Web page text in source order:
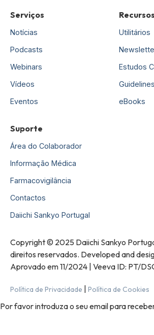
Serviços
Notícias
Podcasts
Webinars
Vídeos
Eventos
Recursos
Utilitários
Estudos
Guidelines
eBooks
Suporte
Área do Colaborador
Informação Médica
Farmacovigilância
Contactos
Daiichi Sankyo Portugal
Copyright © 2025 Daiichi Sankyo
direitos reservados. Developed and
Aprovado em 11/2024 | Veeva ID: PT/
Política de Privacidade | Política de Cookies
Por favor introduza o seu email para